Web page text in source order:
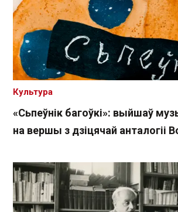
«Сьпеўнік багоўкі»: выйшаў
на вершы з дзіцячай анталогіі
Культура